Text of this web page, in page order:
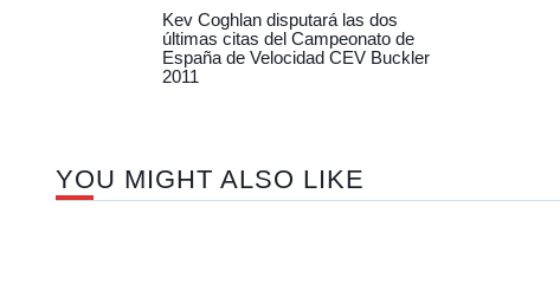
Kev Coghlan disputará las dos
últimas citas del Campeonato de
España de Velocidad CEV Buckler
2011
YOU MIGHT ALSO LIKE